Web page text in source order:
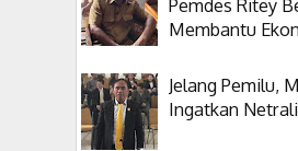
Membantu
Jelang Pemilu,
Ingatkan